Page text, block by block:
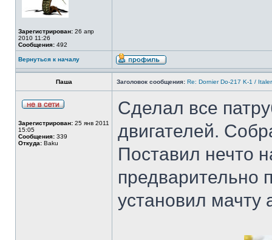
Зарегистрирован: 26 апр
2010 11:26
Сообщения: 492
Вернуться к началу
Паша Заголовок сообщения: Re: Dornier Do-217 K-1 /
Зарегистрирован: 25 янв 2011
15:05
Сообщения: 339
Откуда: Baku
Сделал все
двигателей.
Поставил нечто
предварительно
установил мачту